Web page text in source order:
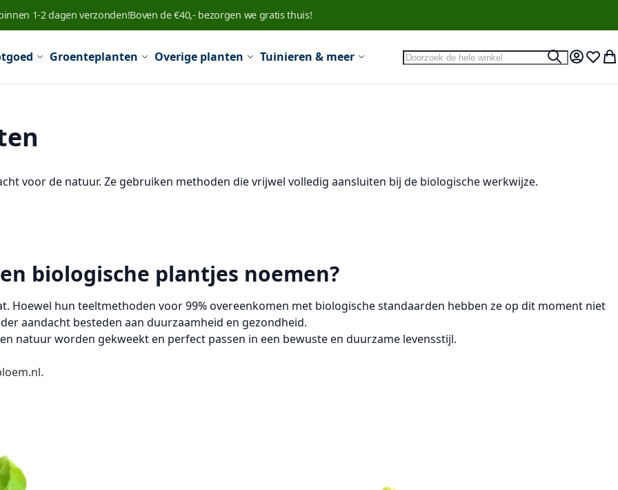
1-2 dagen verzonden!Boven de €40,- bezorgen we gratis thuis!
Groenteplanten Overige planten Tuinieren & meer Search
Search
Account
voor de natuur. Ze gebruiken methoden die vrijwel volledig aansluiten bij de biologische werkwijze.
biologische plantjes noemen?
Hoewel hun teeltmethoden voor 99% overeenkomen met biologische standaarden hebben ze op dit moment niet
aandacht besteden aan duurzaamheid en gezondheid.
natuur worden gekweekt en perfect passen in een bewuste en duurzame levensstijl.
.